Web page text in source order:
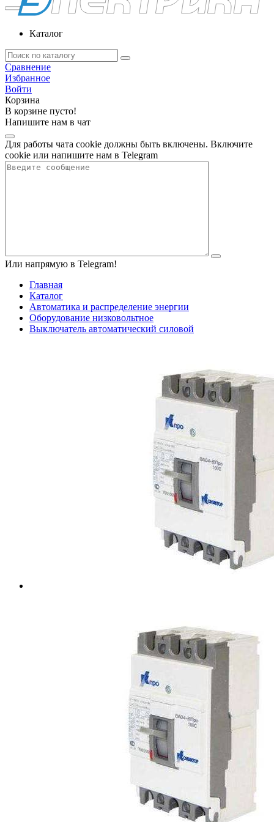
Каталог
Сравнение
Избранное
Войти
Корзина
В корзине пусто!
Напишите нам в чат
Для работы чата cookie должны быть включены. Включите
cookie или напишите нам в Telegram
Или напрямую в Telegram!
Главная
Каталог
Автоматика и распределение энергии
Оборудование низковольтное
Выключатель автоматический силовой